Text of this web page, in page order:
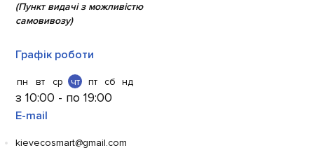
(Пункт видачі з можливістю
самовивозу)
Графік роботи
пн вт ср чт пт сб нд
з 10:00 - по 19:00
E-mail
kievecosmart@gmail.com